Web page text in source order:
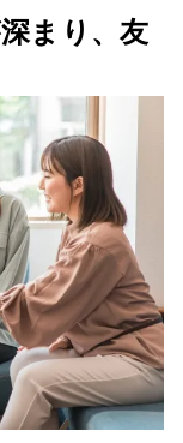
まり、友